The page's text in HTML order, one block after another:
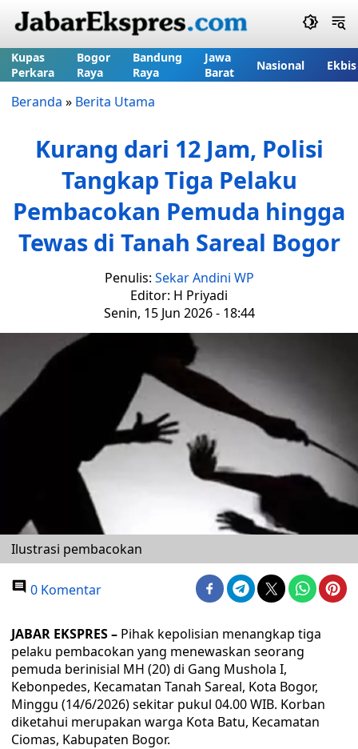
Kupas
Perkara
Bogor
Raya
Bandung
Raya
Jawa
Barat
Nasional Ekbis
Beranda » Berita Utama
Kurang dari 12 Jam, Polisi
Tangkap Tiga Pelaku
Pembacokan Pemuda hingga
Tewas di Tanah Sareal Bogor
Penulis: Sekar Andini WP
Editor: H Priyadi
Senin, 15 Jun 2026 - 18:44
Ilustrasi pembacokan
0 Komentar
JABAR EKSPRES – Pihak kepolisian menangkap tiga
pelaku pembacokan yang menewaskan seorang
pemuda berinisial MH (20) di Gang Mushola I,
Kebonpedes, Kecamatan Tanah Sareal, Kota Bogor,
Minggu (14/6/2026) sekitar pukul 04.00 WIB. Korban
diketahui merupakan warga Kota Batu, Kecamatan
Ciomas, Kabupaten Bogor.